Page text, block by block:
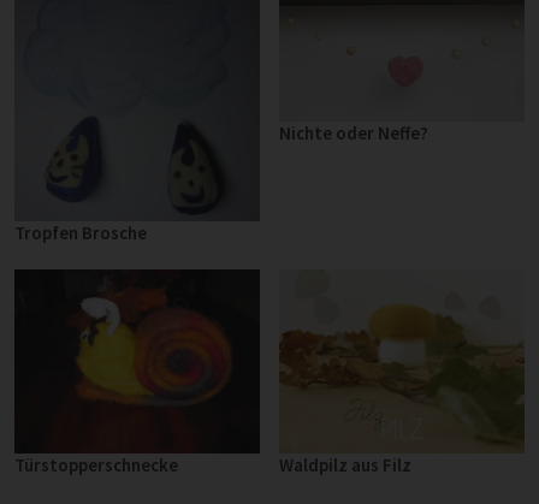
Tropfen Brosche
Nichte oder Neffe?
Türstopperschnecke Waldpilz aus Filz